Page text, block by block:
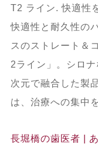
T2 ライン. 快適性
快適性と耐久性の
スのストレート＆
2ライン」。シロ
次元で融合した製
は、治療への集中
長堀橋の歯医者 |